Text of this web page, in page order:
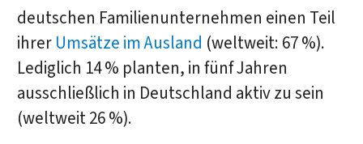
deutschen Familienunternehmen einen Teil
ihrer Umsätze im Ausland (weltweit: 67 %).
Lediglich 14 % planten, in fünf Jahren
ausschließlich in Deutschland aktiv zu sein
(weltweit 26 %).